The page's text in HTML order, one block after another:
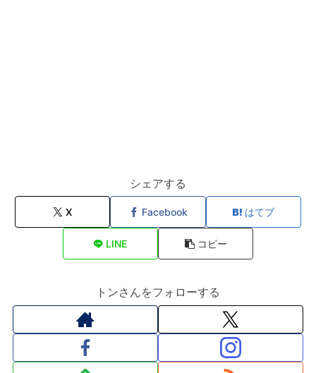
シェアする
X Facebook はてブ
LINE コピー
トンさんをフォローする